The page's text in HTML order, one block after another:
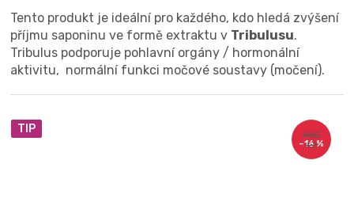
Tento produkt je ideální pro každého, kdo hledá zvýšení
příjmu saponinu ve formě extraktu v Tribulusu.
Tribulus podporuje pohlavní orgány / hormonální
aktivitu, normální funkci močové soustavy (močení).
TIP
480
Kč
–16 %